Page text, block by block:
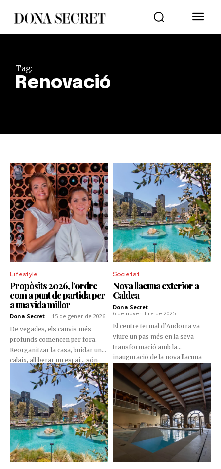
Tag:
Renovació
Lifestyle
Propòsits 2026, l’ordre
com a punt de partida per
a una vida millor
Dona Secret - 15 de gener de 2026
De vegades, els canvis més
profunds comencen per fora.
Reorganitzar la casa, buidar un
calaix, alliberar un espai... són
gestos senzills que, quan es fan
amb intenció, tenen el poder de
transformar molt més que
l'entorn: transformen la teva
ment, la teva energia i la teva
manera de viure.
Societat
Nova llacuna exterior a
Caldea
Dona Secret -
6 de novembre de 2025
El centre termal d’Andorra va
viure un pas més en la seva
transformació amb la
inauguració de la nova llacuna
exterior, concebuda com un
veritable llac d’alta muntanya
enmig de l’entorn urbà
d’Escaldes-Engordany.